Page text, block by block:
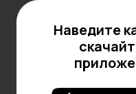
приятным презентом.
Как ухаживать за
Поддерживайте
Наведите